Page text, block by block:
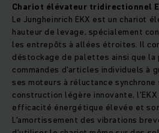
Chariot élévateur tridirectionnel
Le Jungheinrich EKX est un chariot
hauteur de levage, spécialement
les entrepôts à allées étroites. Il
déstockage de palettes ainsi que la
commandes d'articles individuels à
ses moteurs à réluctance
construction légère innovante,
efficacité énergétique élevée et
L'amortissement des vibrations